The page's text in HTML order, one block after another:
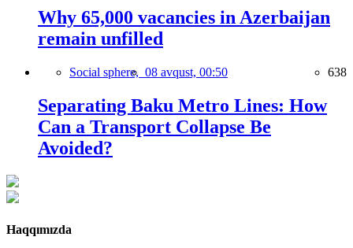
Why 65,000 vacancies in Azerbaijan
remain unfilled
Social sphere, 08 avqust, 00:50 638
Separating Baku Metro Lines: How
Can a Transport Collapse Be
Avoided?
Haqqımızda